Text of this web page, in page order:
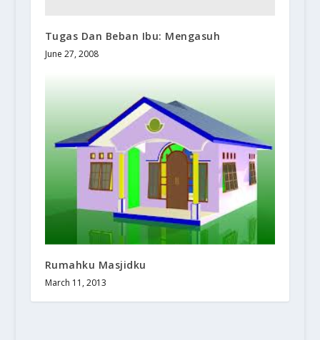
Tugas Dan Beban Ibu: Mengasuh
June 27, 2008
Rumahku Masjidku
March 11, 2013